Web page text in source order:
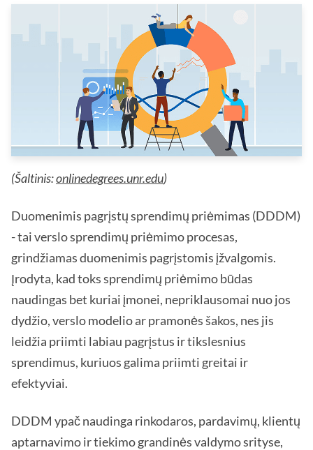
(Šaltinis:onlinedegrees.unr.edu)
Duomenimis pagrįstų sprendimų priėmimas (DDDM)
- tai verslo sprendimų priėmimo procesas,
grindžiamas duomenimis pagrįstomis įžvalgomis.
Įrodyta, kad toks sprendimų priėmimo būdas
naudingas bet kuriai įmonei, nepriklausomai nuo jos
dydžio, verslo modelio ar pramonės šakos, nes jis
leidžia priimti labiau pagrįstus ir tikslesnius
sprendimus, kuriuos galima priimti greitai ir
efektyviai.
DDDM ypač naudinga rinkodaros, pardavimų, klientų
aptarnavimo ir tiekimo grandinės valdymo srityse,